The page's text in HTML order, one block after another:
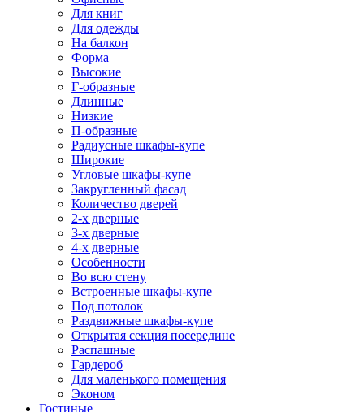
Для книг
Для одежды
На балкон
Форма
Высокие
Г-образные
Длинные
Низкие
П-образные
Радиусные шкафы-купе
Широкие
Угловые шкафы-купе
Закругленный фасад
Количество дверей
2-х дверные
3-х дверные
4-х дверные
Особенности
Во всю стену
Встроенные шкафы-купе
Под потолок
Раздвижные шкафы-купе
Открытая секция посередине
Распашные
Гардероб
Для маленького помещения
Эконом
Гостиные